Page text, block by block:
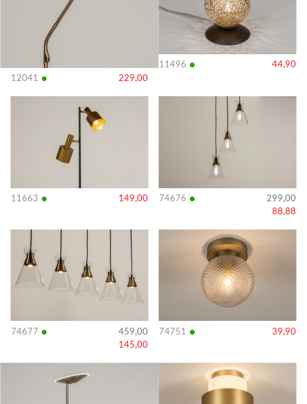
12041 • 229,00
11496 • 44,90
11663 • 149,00
Bekijk
74676 •
299,00
88,88
Bekijk
74677 •
459,00
145,00
Bekijk
details
74751 • 39,90
Bekijk
Bekijk
Bekijk